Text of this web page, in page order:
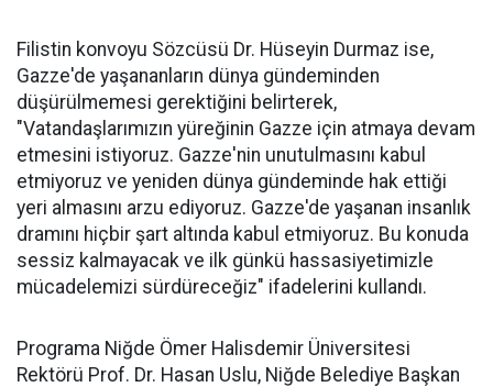
Filistin konvoyu Sözcüsü Dr. Hüseyin Durmaz ise,
Gazze'de yaşananların dünya gündeminden
düşürülmemesi gerektiğini belirterek,
"Vatandaşlarımızın yüreğinin Gazze için atmaya devam
etmesini istiyoruz. Gazze'nin unutulmasını kabul
etmiyoruz ve yeniden dünya gündeminde hak ettiği
yeri almasını arzu ediyoruz. Gazze'de yaşanan insanlık
dramını hiçbir şart altında kabul etmiyoruz. Bu konuda
sessiz kalmayacak ve ilk günkü hassasiyetimizle
mücadelemizi sürdüreceğiz" ifadelerini kullandı.
Programa Niğde Ömer Halisdemir Üniversitesi
Rektörü Prof. Dr. Hasan Uslu, Niğde Belediye Başkan